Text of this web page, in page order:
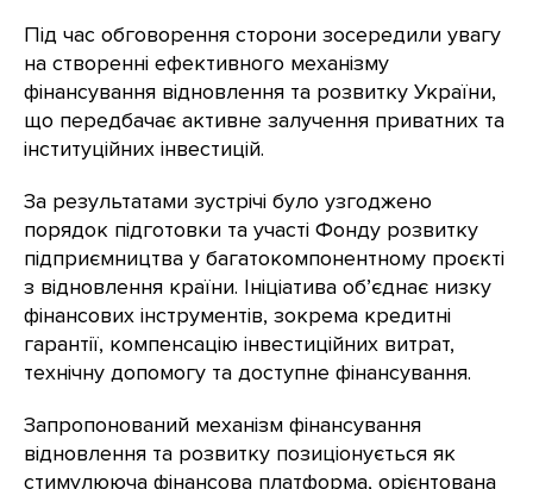
Під час обговорення сторони зосередили увагу
на створенні ефективного механізму
фінансування відновлення та розвитку України,
що передбачає активне залучення приватних та
інституційних інвестицій.
За результатами зустрічі було узгоджено
порядок підготовки та участі Фонду розвитку
підприємництва у багатокомпонентному проєкті
з відновлення країни. Ініціатива об’єднає низку
фінансових інструментів, зокрема кредитні
гарантії, компенсацію інвестиційних витрат,
технічну допомогу та доступне фінансування.
Запропонований механізм фінансування
відновлення та розвитку позиціонується як
стимулююча фінансова платформа, орієнтована